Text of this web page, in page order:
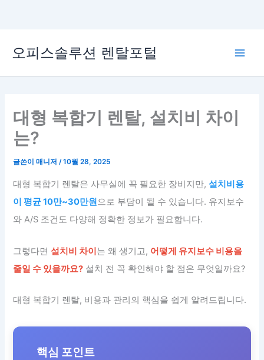
로
오피스솔루션 렌탈포털
대형 복합기 렌탈, 설치비 차이
는?
글쓴이매니저 /10월 28, 2025
대형 복합기 렌탈은 사무실에 꼭 필요한 장비지만,설치비용
이 평균 10만~30만원으로 부담이 될 수 있습니다. 유지보수
와 A/S 조건도 다양해 정확한 정보가 필요합니다.
그렇다면설치비 차이는 왜 생기고, 어떻게 유지보수 비용을
줄일 수 있을까요? 설치 전 꼭 확인해야 할 점은 무엇일까요?
대형 복합기 렌탈, 비용과 관리의 핵심을 쉽게 알려드립니다.
핵심 포인트